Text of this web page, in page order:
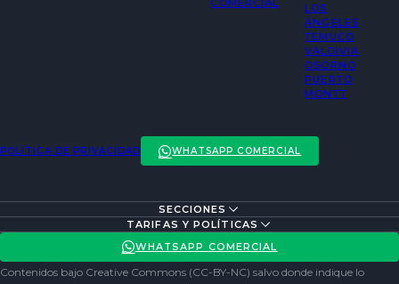
COMERCIAL
LOS
ÁNGELES
TEMUCO
VALDIVIA
OSORNO
PUERTO
MONTT
POLÍTICA DE PRIVACIDAD WHATSAPP COMERCIAL
SECCIONES
ACTUALIDAD
REDES SOCIALES
TARIFAS Y POLÍTICAS
POLÍTICA DE PRIVACIDAD
WHATSAPP COMERCIAL
Contenidos bajo Creative Commons (CC-BY-NC) salvo donde indique lo